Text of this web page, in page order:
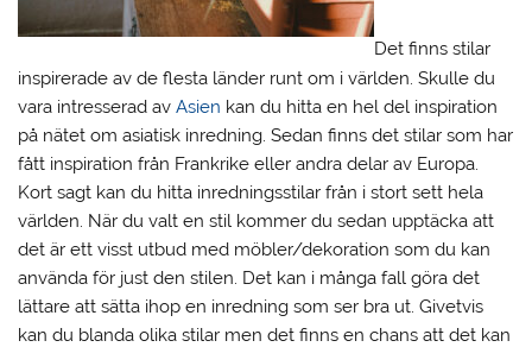
Det finns stilar
inspirerade av de flesta länder runt om i världen. Skulle du
vara intresserad avAsien kan du hitta en hel del inspiration
på nätet om asiatisk inredning. Sedan finns det stilar som har
fått inspiration från Frankrike eller andra delar av Europa.
Kort sagt kan du hitta inredningsstilar från i stort sett hela
världen. När du valt en stil kommer du sedan upptäcka att
det är ett visst utbud med möbler/dekoration som du kan
använda för just den stilen. Det kan i många fall göra det
lättare att sätta ihop en inredning som ser bra ut. Givetvis
kan du blanda olika stilar men det finns en chans att det kan